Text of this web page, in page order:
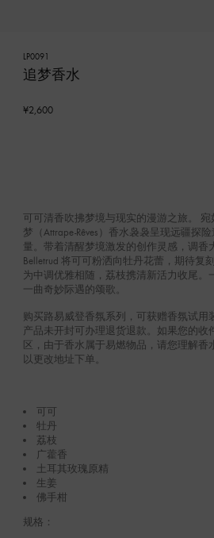
LP0091
追梦香水
¥2,600
可可清香吹拂梦境与现实的漫游之旅。
梦（Attrape-Rêves）香水袅袅呈现远疆探
量。带着清醒梦境激发的创作灵感，调香
Belletrud 将可可粉洒向牡丹花蕾，期待复
为中调优雅相随，荔枝携清新活力收尾。
一曲奇妙际遇的颂歌。
购买路易威登香氛系列，可获赠香氛试用
产品未开封可办理退货退款。如果您的收
区，由于香水属于易燃物品，请您理解香
以更改地址下单。
可可
牡丹
荔枝
广藿香
土耳其玫瑰原精
生姜
佛手柑
规格：